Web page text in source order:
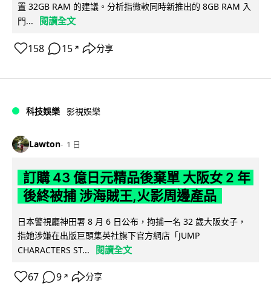
置 32GB RAM 的建議。分析指微軟同時新推出的 8GB RAM 入
門...
閱讀全文
158 15 ↗ 分享
科技娛樂 影視娛樂
Lawton 1 日
訂購 43 億日元精品後棄單 大阪女 2 年
後終被捕 涉海賊王,火影周邊產品
日本警視廳神田署 8 月 6 日公布，拘捕一名 32 歲大阪女子，
指她涉嫌在出版巨頭集英社旗下官方網店「JUMP
CHARACTERS ST...
閱讀全文
67 9 ↗ 分享